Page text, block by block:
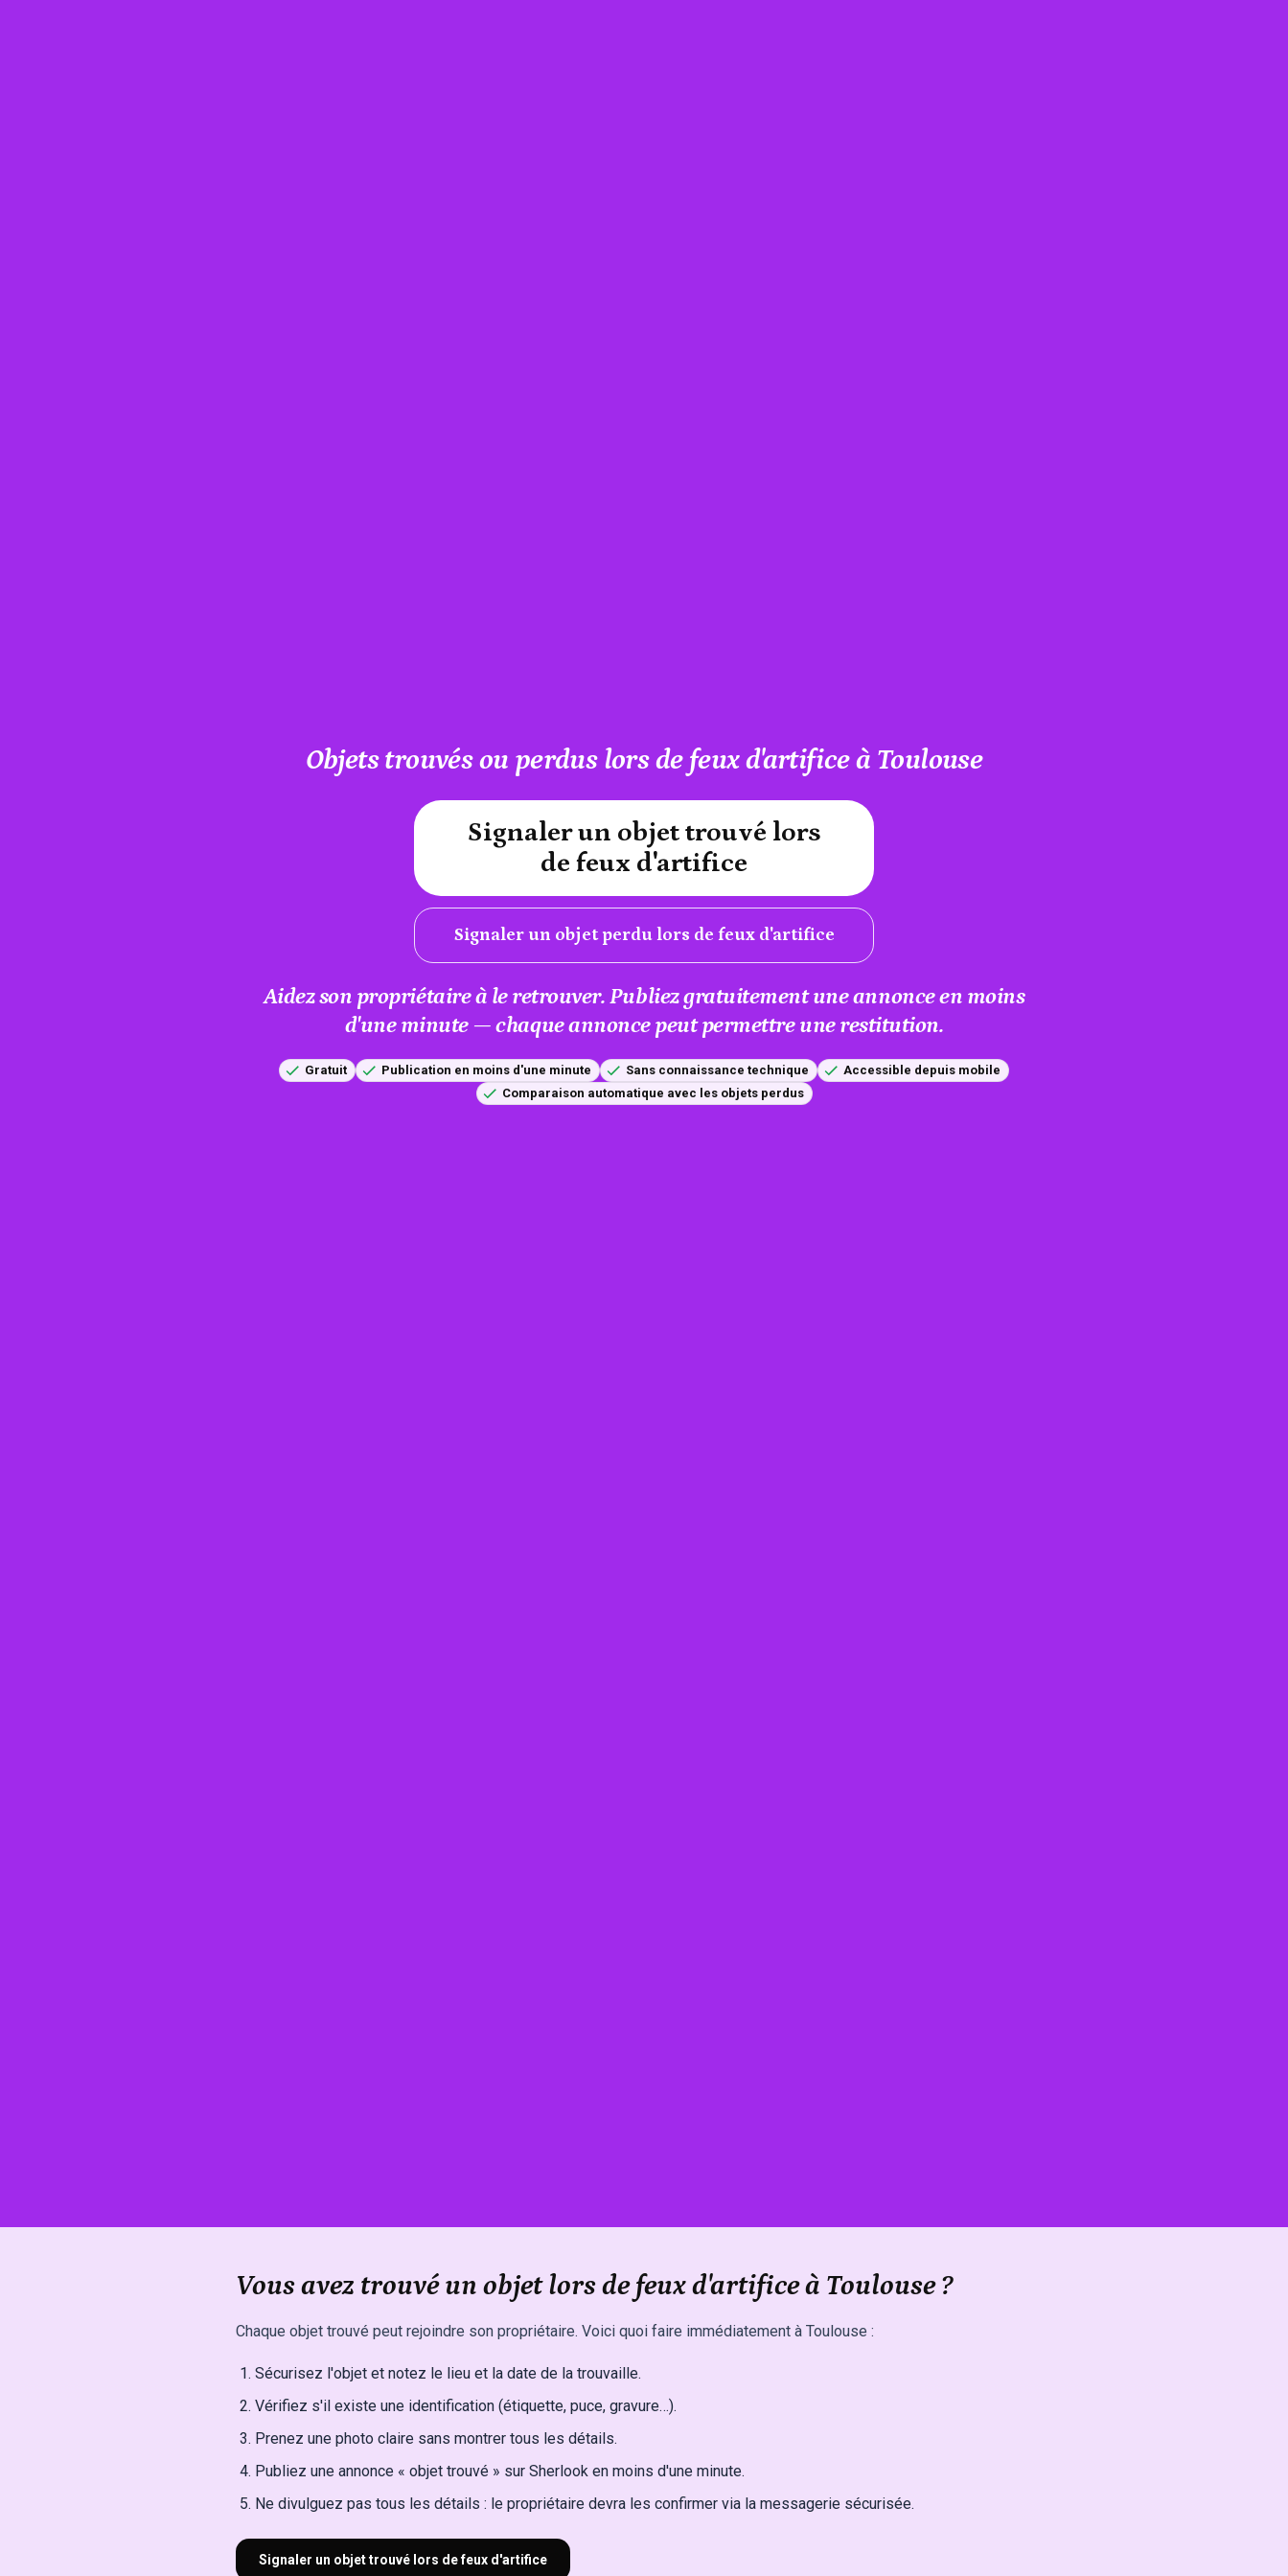
Objets trouvés ou perdus lors de feux d'artifice à Toulouse
Signaler un objet trouvé lors
de feux d'artifice
Signaler un objet perdu lors de feux d'artifice
#A12AEB
Aidez son propriétaire à le retrouver. Publiez gratuitement une annonce en moins
d'une minute — chaque annonce peut permettre une restitution.
Gratuit Publication en moins d'une minute Sans connaissance technique
Accessible depuis mobile
Comparaison automatique avec les objets perdus
Vous avez trouvé un objet lors de feux d'artifice à Toulouse ?
Chaque objet trouvé peut rejoindre son propriétaire. Voici quoi faire immédiatement à Toulouse :
Sécurisez l'objet et notez le lieu et la date de la trouvaille.
Vérifiez s'il existe une identification (étiquette, puce, gravure…).
Prenez une photo claire sans montrer tous les détails.
Publiez une annonce « objet trouvé » sur Sherlook en moins d'une minute.
Ne divulguez pas tous les détails : le propriétaire devra les confirmer via la messagerie sécurisée.
Signaler un objet trouvé lors de feux d'artifice